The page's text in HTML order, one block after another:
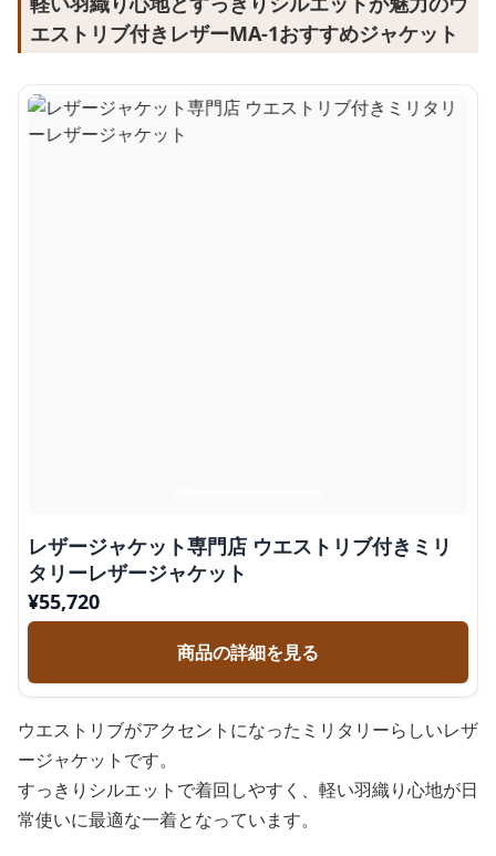
エストリブ付きレザーMA-1おすすめジャケット
レザージャケット専門店 ウエストリブ付きミリ
タリーレザージャケット
¥55,720
商品の詳細を見る
ウエストリブがアクセントになったミリタリーらしいレザ
ージャケットです。
すっきりシルエットで着回しやすく、軽い羽織り心地が日
常使いに最適な一着となっています。